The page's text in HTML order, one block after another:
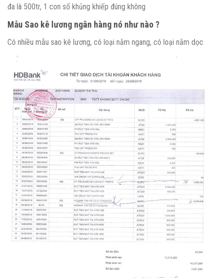
đa là 500tr, 1 con số khủng khiếp đúng không
Mẫu Sao kê lương ngân hàng nó như nào ?
Có nhiều mẫu sao kê lương, có loại nằm ngang, có loại nằm dọc